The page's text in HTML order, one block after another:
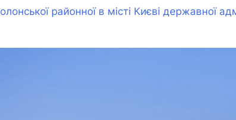
районної в місті Києві державної